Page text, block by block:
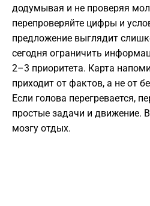
додумывая и не проверяя
перепроверяйте цифры и
предложение выглядит
сегодня ограничить
2–3 приоритета. Карта
приходит от фактов, а не от
Если голова перегревается,
простые задачи и движение.
мозгу отдых.